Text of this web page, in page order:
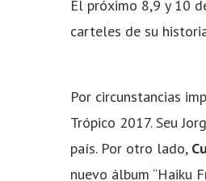
El próximo 8,9 y 10
carteles de su
Por circunstancias
Trópico 2017. Seu
país. Por otro lado,
nuevo álbum “Haiku